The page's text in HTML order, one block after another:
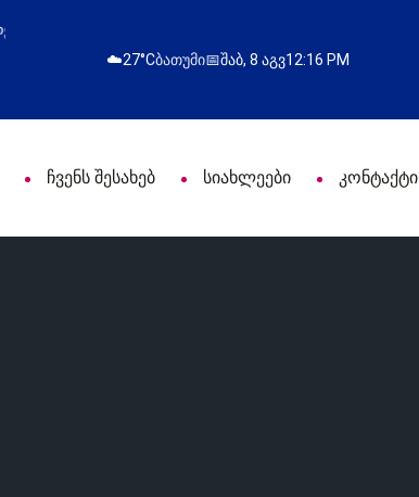
☁️27°Cბათუმი📅შაბ, 8 აგვ12:16 PM
ჩვენს შესახებ სიახლეები კონტაქტი